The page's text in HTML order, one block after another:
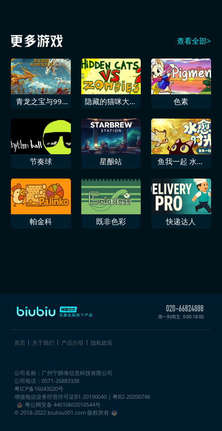
查看全部>
青龙之宝与999
隐藏的猫咪大战
色素
节奏球 星酿站
鱼我一起 水愈
帕金科 既非色彩 快递达人
周一到周五 9:00-18:00
首页 关于我们 产品介绍 隐私政策
公司名称：广州宁静海信息科技有限公司
公司电话：0571-26883338
粤ICP备16043020号
增值电信业务经营许可证B1-20190040 | 粤B2-20200746
粤公网安备 44010602010544号
© 2018-2022 biubiu001.com 版权所有